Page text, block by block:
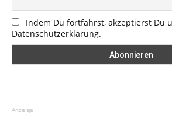
Indem Du fortfährst, akzeptierst Du
Datenschutzerklärung.
Anzeige